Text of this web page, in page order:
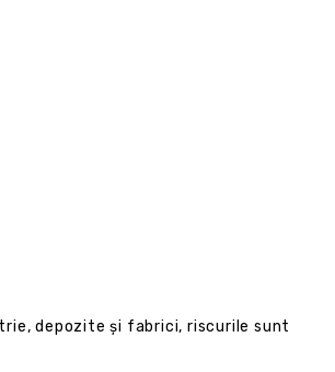
depozite și fabrici, riscurile sunt